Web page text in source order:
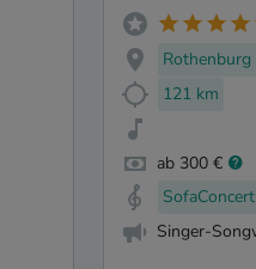
Rothenburg
121 km
ab 300 €
SofaConcert
Singer-